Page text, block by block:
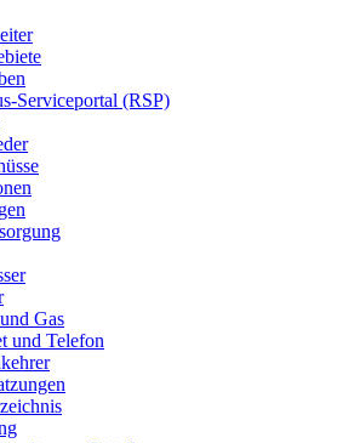
Serviceportal (RSP)
Gas
und Telefon